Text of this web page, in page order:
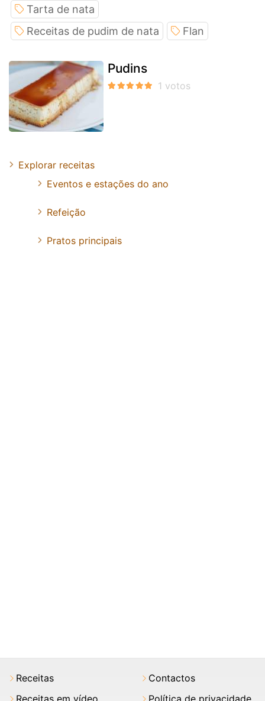
Tarta de nata
Receitas de pudim de nata
Flan
Pudins
Explorar receitas
Eventos e estações do ano
Refeição
Pratos principais
Receitas
Contactos